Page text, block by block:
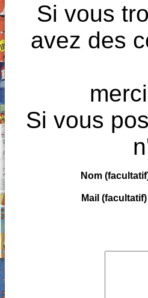
Si vous
avez des
Si vous
Nom
Mail (facultatif)